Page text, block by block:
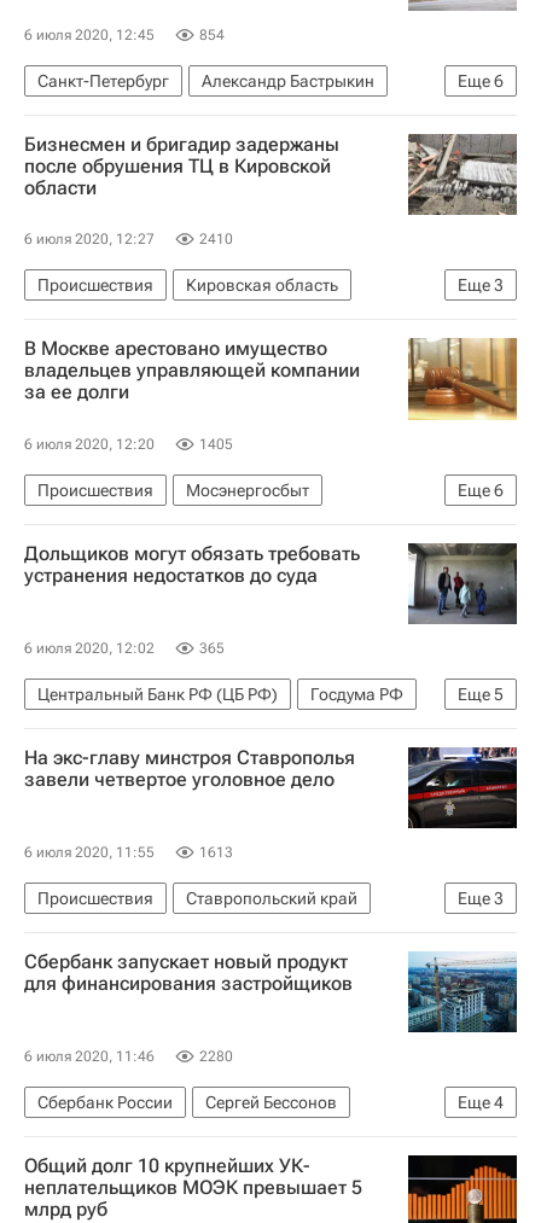
6 июля 2020, 12:45 854
Еще6
Санкт-Петербург
Александр Бастрыкин
Максим Соколов (политик)
МЧС России (Министерство РФ по делам гражданской обороны, чрезвычайным ситуациям и ликвидации последствий стихийных бедствий)
Следственный комитет России (СК РФ)
Госстройнадзор
Петербургский (спорткомплекс)
Обрушение крыши СКК в Петербурге
Бизнесмен и бригадир задержаны
после обрушения ТЦ в Кировской
области
6 июля 2020, 12:27 2410
Еще3
Происшествия
Кировская область
Следственный комитет России (СК РФ)
Коммерческая недвижимость
Торговая недвижимость
В Москве арестовано имущество
владельцев управляющей компании
за ее долги
6 июля 2020, 12:20 1405
Еще6
Происшествия
Мосэнергосбыт
Москва Сегодня: мегаполис для жизни
Суды
Долги
Городское хозяйство Москвы
Арбитраж
Дольщиков могут обязать требовать
устранения недостатков до суда
6 июля 2020, 12:02 365
Еще5
Центральный Банк РФ (ЦБ РФ)
Госдума РФ
Республика Башкортостан
Законодательство
Жилье
Дольщики Долевое строительство
На экс-главу минстроя Ставрополья
завели четвертое уголовное дело
6 июля 2020, 11:55 1613
Еще3
Происшествия
Ставропольский край
Следственный комитет России (СК РФ)
Регионы
Криминал
Сбербанк запускает новый продукт
для финансирования застройщиков
6 июля 2020, 11:46 2280
Еще4
Сбербанк России
Сергей Бессонов
Строительство
Банки
Жилье
Девелоперы
Общий долг 10 крупнейших УК-
неплательщиков МОЭК превышает 5
млрд руб